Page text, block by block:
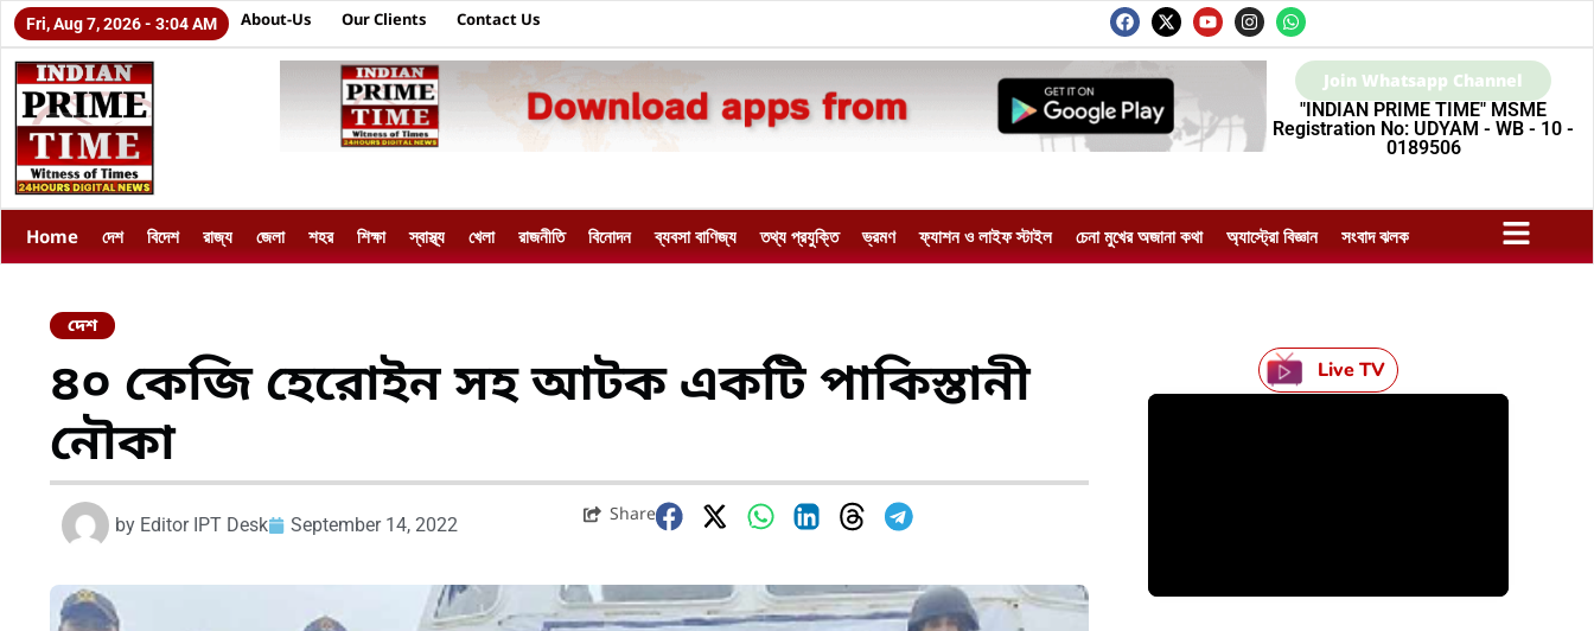
Fri, Aug 7, 2026 - 3:04 AM About-Us Our Clients Contact Us
Join Whatsapp Channel
"INDIAN PRIME TIME" MSME
Registration No: UDYAM - WB - 10 -
0189506
Home দেশ বিদেশ রাজ্য জেলা শহর শিক্ষা স্বাস্থ্য খেলা রাজনীতি বিনোদন ব্যবসা বাণিজ্য তথ্য প্রযুক্তি ভ্রমণ ফ্যাশন ও লাইফ স্টাইল চেনা মুখের অজানা কথা অ্যাস্ট্রো বিজ্ঞান সংবাদ ঝলক
দেশ
৪০ কেজি হেরোইন সহ আটক একটি পাকিস্তানী
নৌকা
by Editor IPT Desk September 14, 2022
Share
Live TV